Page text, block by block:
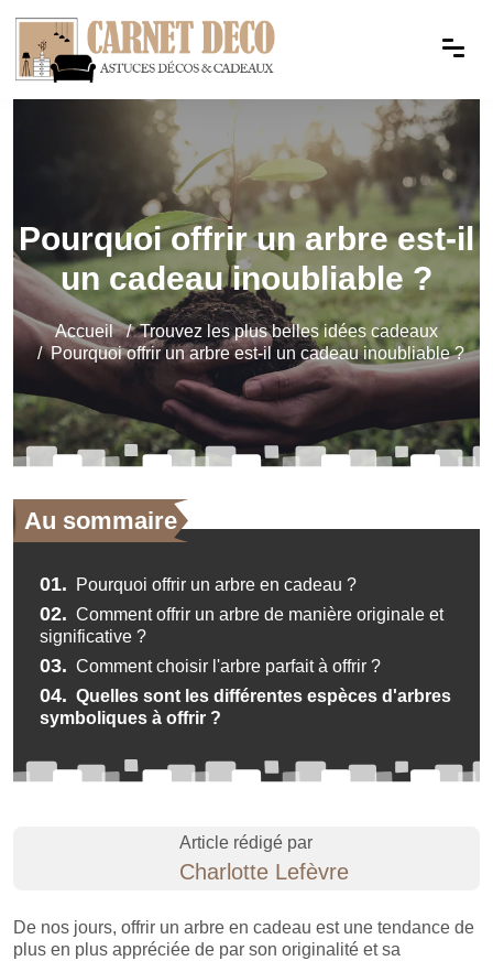
Pourquoi offrir un arbre est-il
un cadeau inoubliable ?
Accueil
Trouvez les plus belles idées cadeaux
Pourquoi offrir un arbre est-il un cadeau inoubliable ?
De nos jours, offrir un arbre en cadeau est une tendance de
plus en plus appréciée de par son originalité et sa
Au sommaire
01. Pourquoi offrir un arbre en cadeau ?
02. Comment offrir un arbre de manière originale et
significative ?
03. Comment choisir l'arbre parfait à offrir ?
04. Quelles sont les différentes espèces d'arbres
symboliques à offrir ?
Article rédigé par
Charlotte Lefèvre